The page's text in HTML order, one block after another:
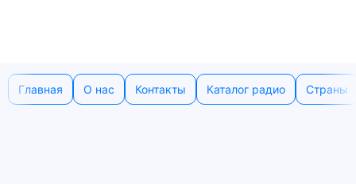
Главная О нас Контакты Каталог радио Страны